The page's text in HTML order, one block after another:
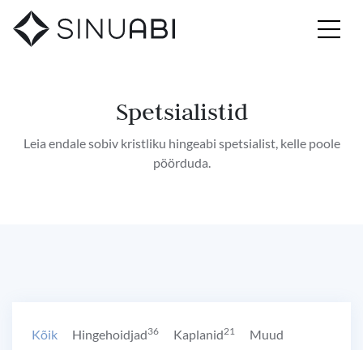
Spetsialistid
Leia endale sobiv kristliku hingeabi spetsialist, kelle poole
pöörduda.
Kõik Hingehoidjad36 Kaplanid21
Muud